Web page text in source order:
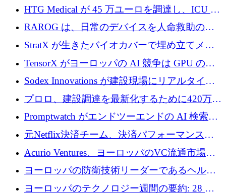
認可
HTG Medical が 45 万ユーロを調達し、ICU の
尿モニタリングを自動化するための MDR 認
証を獲得
RAROG は、日常のデバイスを人命救助の救
助ビーコンに変えるために 16 万 2,000 ユーロ
StratX が生きたバイオカバーで埋め立てメタ
ン対策に 119 万ドルを調達
TensorX がヨーロッパの AI 競争は GPU の所
有者によって決まると考える理由
Sodex Innovations が建設現場にリアルタイム
のインテリジェンスをもたらすために 400 万
ユーロを確保
プロロ、建設調達を最新化するために420万ポ
ンドを調達
Promptwatch がエンドツーエンドの AI 検索最
適化プラットフォームを拡張するために 600
万ユーロを調達
元Netflix決済チーム、決済パフォーマンスプ
ラットフォームNopanのためにこれまでに720
万ユーロを調達
Acurio Ventures、ヨーロッパのVC流通市場の
流動性を解放するために1億1,500万ユーロの
ファンドを立ち上げる
ヨーロッパの防衛技術リーダーであるヘルシ
ングは、180億ドルの評価額で18億ドルのシリ
ヨーロッパのテクノロジー週間の要約: 28 億